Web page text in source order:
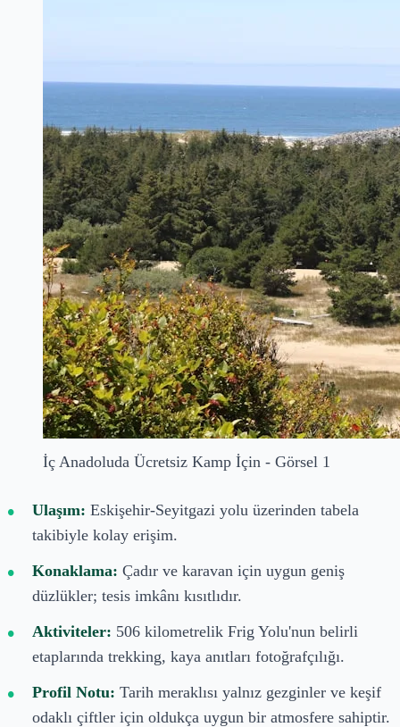
İç Anadoluda Ücretsiz Kamp İçin - Görsel 1
Ulaşım: Eskişehir-Seyitgazi yolu üzerinden tabela
takibiyle kolay erişim.
Konaklama: Çadır ve karavan için uygun geniş
düzlükler; tesis imkânı kısıtlıdır.
Aktiviteler: 506 kilometrelik Frig Yolu'nun belirli
etaplarında trekking, kaya anıtları fotoğrafçılığı.
Profil Notu: Tarih meraklısı yalnız gezginler ve keşif
odaklı çiftler için oldukça uygun bir atmosfere sahiptir.